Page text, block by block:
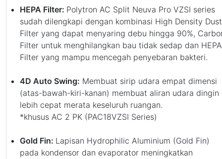
HEPA Filter: Polytron AC Split Neuva Pro VZSI series
sudah dilengkapi dengan kombinasi High Density Dust
Filter yang dapat menyaring debu hingga 90%,
Filter untuk menghilangkan bau tidak sedap dan HEPA
Filter yang mampu mencegah penyebaran bakteri.
4D Auto Swing: Membuat sirip udara empat dimensi
(atas-bawah-kiri-kanan) membuat aliran udara dingin
lebih cepat merata keseluruh ruangan.
*khusus AC 2 PK (PAC18VZSI Series)
Gold Fin: Lapisan Hydrophilic Aluminium (Gold Fin)
pada kondensor dan evaporator meningkatkan